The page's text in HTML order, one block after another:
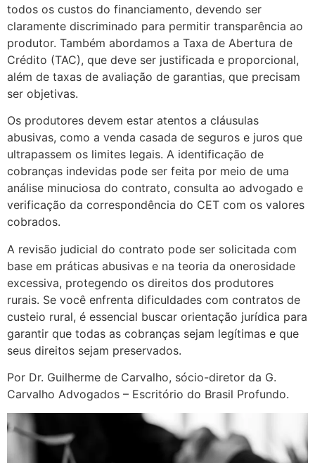
todos os custos do financiamento, devendo ser
claramente discriminado para permitir transparência ao
produtor. Também abordamos a Taxa de Abertura de
Crédito (TAC), que deve ser justificada e proporcional,
além de taxas de avaliação de garantias, que precisam
ser objetivas.
Os produtores devem estar atentos a cláusulas
abusivas, como a venda casada de seguros e juros que
ultrapassem os limites legais. A identificação de
cobranças indevidas pode ser feita por meio de uma
análise minuciosa do contrato, consulta ao advogado e
verificação da correspondência do CET com os valores
cobrados.
A revisão judicial do contrato pode ser solicitada com
base em práticas abusivas e na teoria da onerosidade
excessiva, protegendo os direitos dos produtores
rurais. Se você enfrenta dificuldades com contratos de
custeio rural, é essencial buscar orientação jurídica para
garantir que todas as cobranças sejam legítimas e que
seus direitos sejam preservados.
Por Dr. Guilherme de Carvalho, sócio-diretor da G.
Carvalho Advogados – Escritório do Brasil Profundo.